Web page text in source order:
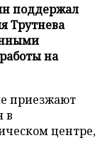
поддержал
Трутнева
на
приезжают
в
центре,